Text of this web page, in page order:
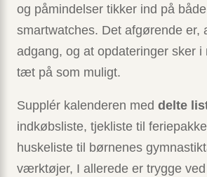
og påmindelser tikker ind på
smartwatches. Det afgørende er,
adgang, og at opdateringer sker i
tæt på som muligt.
Supplér kalenderen med delte
indkøbsliste, tjekliste til
huskeliste til børnenes
værktøjer, I allerede er trygge